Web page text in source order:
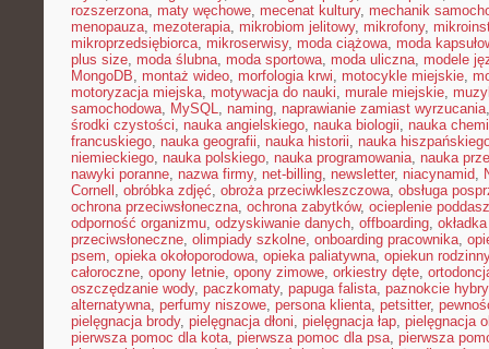
rozszerzona, maty węchowe, mecenat kultury, mechanik
menopauza, mezoterapia, mikrobiom jelitowy, mikrofony,
mikroprzedsiębiorca, mikroserwisy, moda ciążowa, moda
plus size, moda ślubna, moda sportowa, moda uliczna, modele
MongoDB, montaż wideo, morfologia krwi, motocykle miejskie,
motoryzacja miejska, motywacja do nauki, murale miejskie,
samochodowa, MySQL, naming, naprawianie zamiast wyrzucania
środki czystości, nauka angielskiego, nauka biologii, nauka
francuskiego, nauka geografii, nauka historii, nauka
niemieckiego, nauka polskiego, nauka programowania, nauka
nawyki poranne, nazwa firmy, net-billing, newsletter, niacynamid,
Cornell , obróbka zdjęć, obroża przeciwkleszczowa, obsługa
ochrona przeciwsłoneczna, ochrona zabytków, ocieplenie
odporność organizmu, odzyskiwanie danych, offboarding,
przeciwsłoneczne, olimpiady szkolne, onboarding pracownika,
psem, opieka okołoporodowa, opieka paliatywna, opiekun rodzinny
całoroczne, opony letnie, opony zimowe, orkiestry dęte,
oszczędzanie wody, paczkomaty, papuga falista, paznokcie
alternatywna, perfumy niszowe, persona klienta, petsitter,
pielęgnacja brody, pielęgnacja dłoni, pielęgnacja łap, pielęgnacja
pierwsza pomoc dla kota, pierwsza pomoc dla psa, pierwsza